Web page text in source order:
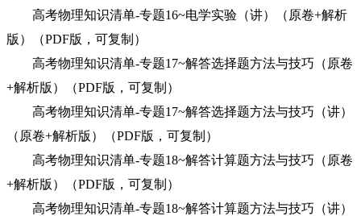
高考物理知识清单-专题16~电学实验（讲）（原卷+解析
版）（PDF版，可复制）
高考物理知识清单-专题17~解答选择题方法与技巧（原卷
+解析版）（PDF版，可复制）
高考物理知识清单-专题17~解答选择题方法与技巧（讲）
（原卷+解析版）（PDF版，可复制）
高考物理知识清单-专题18~解答计算题方法与技巧（原卷
+解析版）（PDF版，可复制）
高考物理知识清单-专题18~解答计算题方法与技巧（讲）